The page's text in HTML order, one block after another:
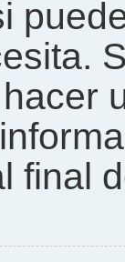
final